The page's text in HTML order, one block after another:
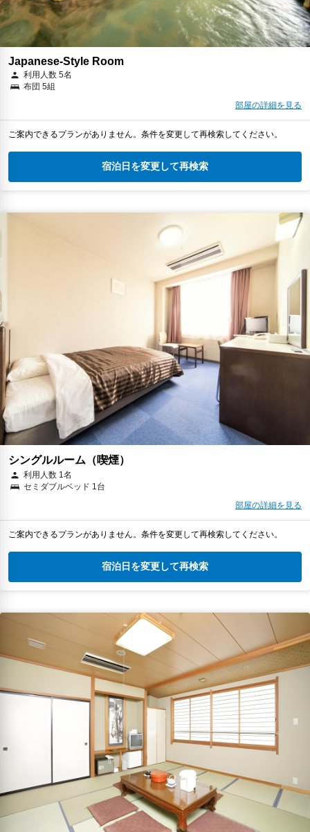
Japanese-Style Room
利用人数 5名
布団 5組
部屋の詳細を見る
ご案内できるプランがありません。条件を変更して再検索してください。
宿泊日を変更して再検索
シングルルーム（喫煙）
利用人数 1名
セミダブルベッド 1台
部屋の詳細を見る
ご案内できるプランがありません。条件を変更して再検索してください。
宿泊日を変更して再検索